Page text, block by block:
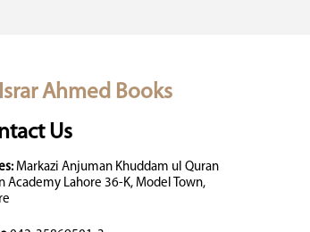
Ahmed Books
Us
Markazi Anjuman Khuddam ul Quran
Academy Lahore 36-K, Model Town,